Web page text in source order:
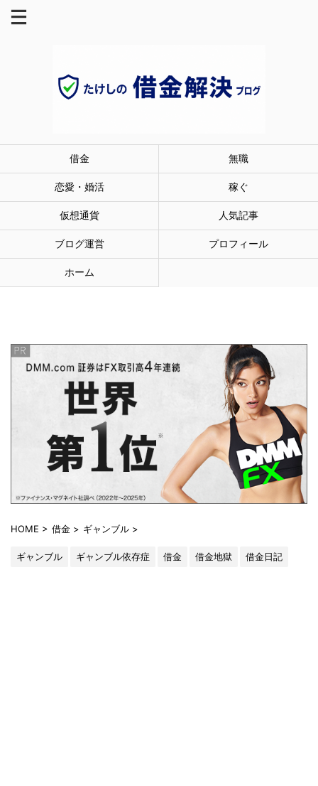
借金 無職
恋愛・婚活 稼ぐ
仮想通貨 人気記事
ブログ運営 プロフィール
ホーム
HOME > 借金 > ギャンブル >
ギャンブル ギャンブル依存症 借金 借金地獄 借金日記